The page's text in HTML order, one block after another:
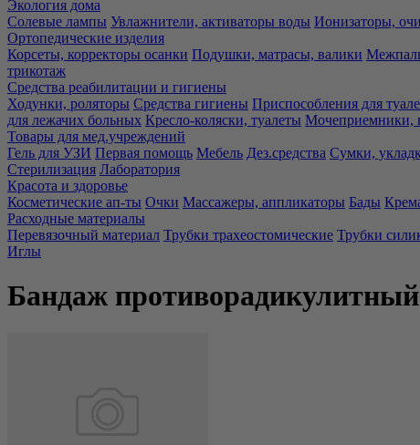
Экология дома
Солевые лампы Увлажнители, активаторы воды Ионизаторы,
Ортопедические изделия
Корсеты, корректоры осанки Подушки, матрасы, валики
трикотаж
Средства реабилитации и гигиены
Ходунки, роляторы Средства гигиены Приспособления для
для лежачих больных Кресло-коляски, туалеты Мочеприемники,
Товары для мед.учреждений
Гель для УЗИ Первая помощь Мебель Дез.средства Сумки,
Стерилизация Лаборатория
Красота и здоровье
Косметические ап-ты Очки Массажеры, аппликаторы Бады
Расходные материалы
Перевязочный материал Трубки трахеостомические Трубки
Иглы
Бандаж